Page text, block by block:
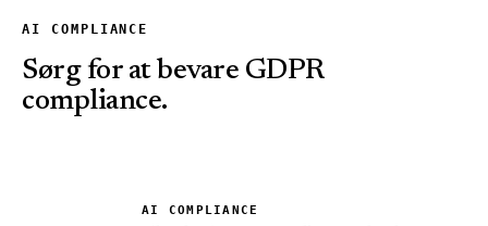
AI COMPLIANCE
Sørg for at bevare GDPR
compliance.
AI COMPLIANCE